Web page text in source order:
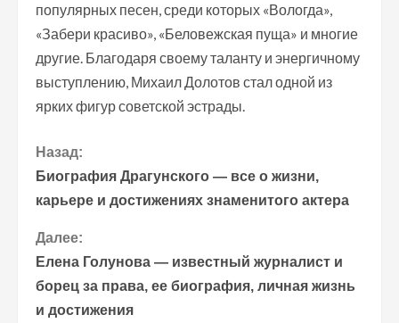
популярных песен, среди которых «Вологда»,
«Забери красиво», «Беловежская пуща» и многие
другие. Благодаря своему таланту и энергичному
выступлению, Михаил Долотов стал одной из
ярких фигур советской эстрады.
П
р
о
д
о
Назад:
Биография Драгунского — все о жизни,
карьере и достижениях знаменитого актера
Далее:
Елена Голунова — известный журналист и
борец за права, ее биография, личная жизнь
и достижения